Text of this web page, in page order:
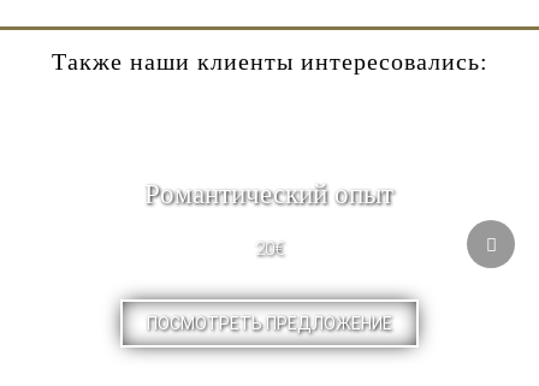
Также наши клиенты интересовались:
Pомантический опыт
20€
ПОСМОТРЕТЬ ПРЕДЛОЖЕНИЕ